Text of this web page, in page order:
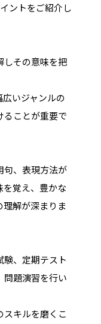
ントをご紹介し
しその意味を把
いジャンルの
ることが重要で
句、表現方法が
を覚え、豊かな
解が深まりま
験、定期テスト
問題演習を行い
スキルを磨くこ